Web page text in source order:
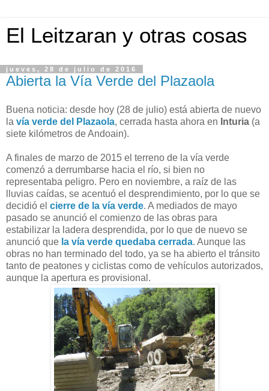
El Leitzaran y otras cosas
jueves, 28 de julio de 2016
Abierta la Vía Verde del Plazaola
Buena noticia: desde hoy (28 de julio) está abierta de nuevo
la vía verde del Plazaola, cerrada hasta ahora en Inturia (a
siete kilómetros de Andoain).
A finales de marzo de 2015 el terreno de la vía verde
comenzó a derrumbarse hacia el río, si bien no
representaba peligro. Pero en noviembre, a raíz de las
lluvias caídas, se acentuó el desprendimiento, por lo que se
decidió el cierre de la vía verde. A mediados de mayo
pasado se anunció el comienzo de las obras para
estabilizar la ladera desprendida, por lo que de nuevo se
anunció que la vía verde quedaba cerrada. Aunque las
obras no han terminado del todo, ya se ha abierto el tránsito
tanto de peatones y ciclistas como de vehículos autorizados,
aunque la apertura es provisional.